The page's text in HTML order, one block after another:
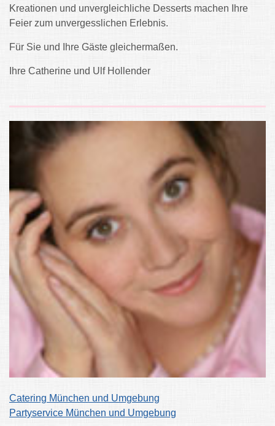
Kreationen und unvergleichliche Desserts machen Ihre
Feier zum unvergesslichen Erlebnis.
Für Sie und Ihre Gäste gleichermaßen.
Ihre Catherine und Ulf Hollender
Catering München und Umgebung
Partyservice München und Umgebung